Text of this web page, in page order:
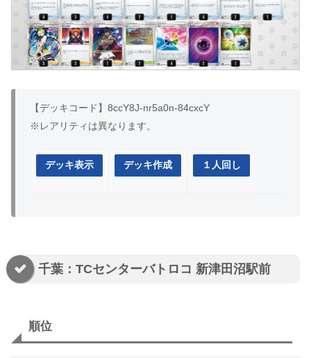
【デッキコード】8ccY8J-nr5a0n-84cxcY
※レアリティは異なります。
デッキ表示 デッキ作成 １人回し
千葉：TCセンターバトロコ 新津田沼駅前
順位